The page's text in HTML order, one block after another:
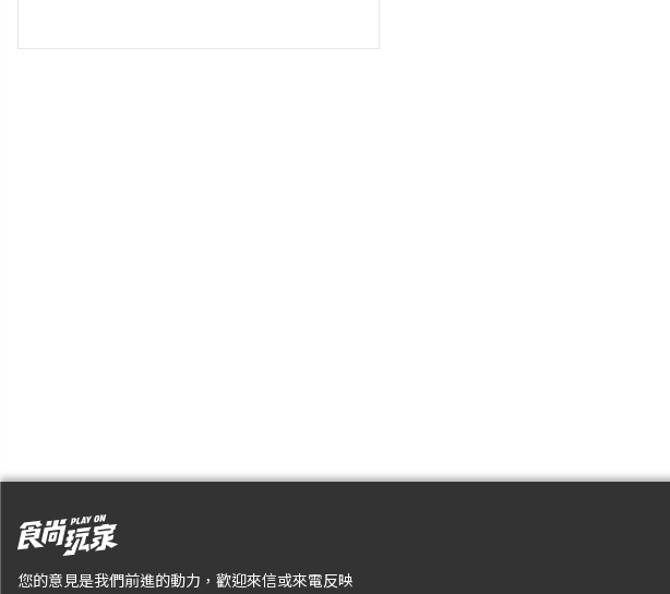
您的意見是我們前進的動力，歡迎來信或來電反映